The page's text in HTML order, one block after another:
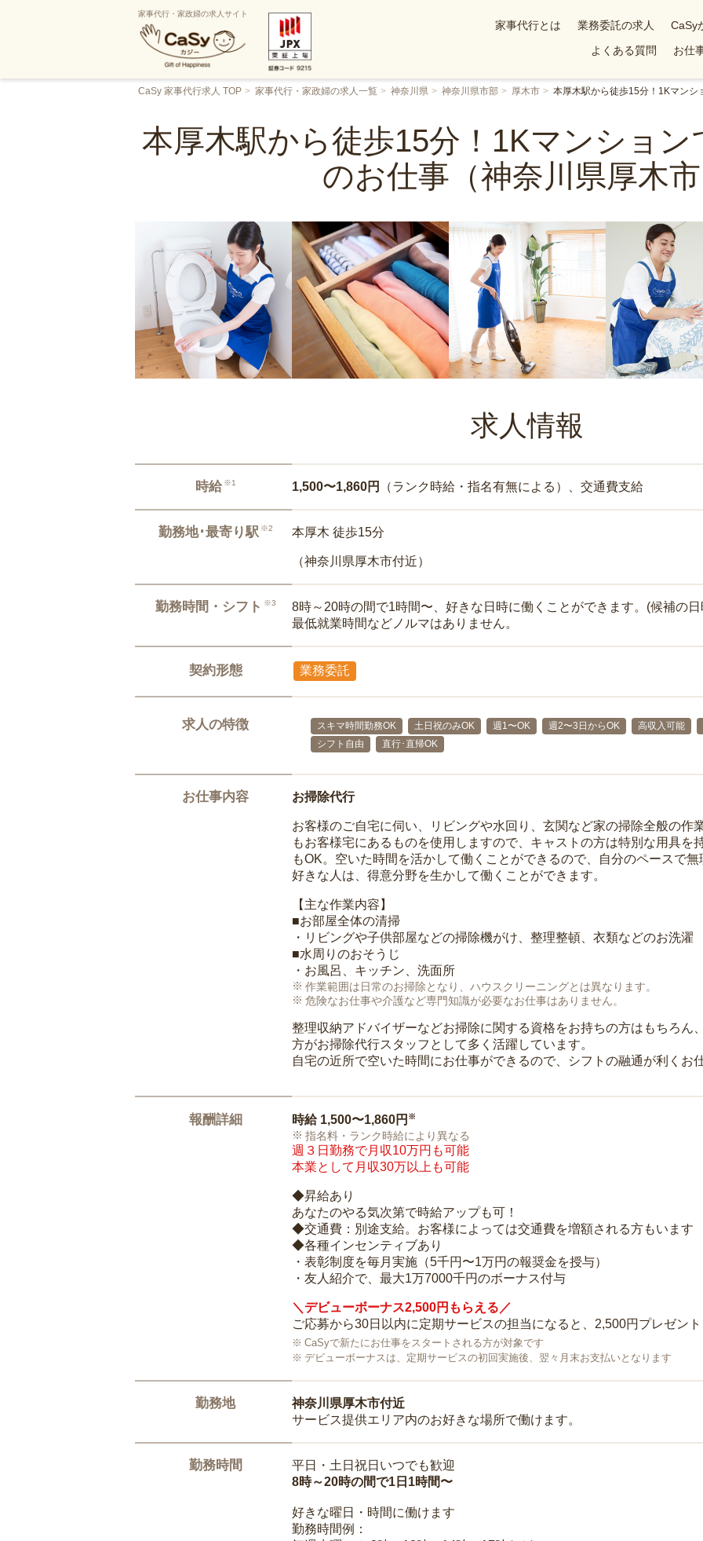
家事代行・家政婦の求人サイト
家事代行とは 業務委託の求人 CaSy
よくある質問
お仕
CaSy 家事代行求人 TOP 家事代行・家政婦の求人一覧 神奈川県 神奈川県市部 厚木市 本厚木駅から徒歩15分！1Kマンシ
本厚木駅から徒歩15分！1Kマンション
のお仕事（神奈川県厚木市
求人情報
時給 ※1 1,500〜1,860円 （ランク時給・指名有無による）、交通費支給
勤務地･最寄り駅 ※2 本厚木 徒歩15分
（神奈川県厚木市付近）
勤務時間・シフト ※3
8時～20時の間で1時間〜、好きな日時に働くことができます。(候補の
最低就業時間などノルマはありません。
契約形態 業務委託
求人の特徴 スキマ時間勤務OK 土日祝のみOK 週1〜OK 週2〜3日からOK 高収入可能
シフト自由
直行･直帰OK
お仕事内容 お掃除代行
お客様のご自宅に伺い、リビングや水回り、玄関など家の掃除全般の作
もお客様宅にあるものを使用しますので、キャストの方は特別な用具を
もOK。空いた時間を活かして働くことができるので、自分のペースで
好きな人は、得意分野を生かして働くことができます。
【主な作業内容】
■お部屋全体の清掃
・リビングや子供部屋などの掃除機がけ、整理整頓、衣類などのお洗濯
■水周りのおそうじ
・お風呂、キッチン、洗面所
作業範囲は日常のお掃除となり、ハウスクリーニングとは異なります。
危険なお仕事や介護など専門知識が必要なお仕事はありません。
整理収納アドバイザーなどお掃除に関する資格をお持ちの方はもちろん
方がお掃除代行スタッフとして多く活躍しています。
自宅の近所で空いた時間にお仕事ができるので、シフトの融通が利くお
報酬詳細 時給 1,500〜1,860円 ※
指名料・ランク時給により異なる
週３日勤務で月収10万円も可能
本業として月収30万以上も可能
◆昇給あり
あなたのやる気次第で時給アップも可！
◆交通費：別途支給。お客様によっては交通費を増額される方もいます
◆各種インセンティブあり
・表彰制度を毎月実施（5千円〜1万円の報奨金を授与）
・友人紹介で、最大1万7000千円のボーナス付与
＼デビューボーナス2,500円もらえる／
ご応募から30日以内に定期サービスの担当になると、2,500円プレゼント
CaSyで新たにお仕事をスタートされる方が対象です
デビューボーナスは、定期サービスの初回実施後、翌々月末お支払いとなります
勤務地
神奈川県厚木市付近
サービス提供エリア内のお好きな場所で働けます。
勤務時間
平日・土日祝日いつでも歓迎
8時～20時の間で1日1時間〜
好きな曜日・時間に働けます
勤務時間例：